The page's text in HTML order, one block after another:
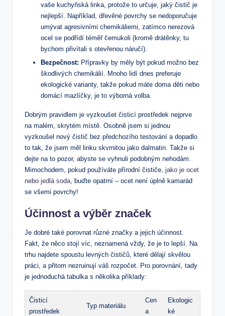
vaše kuchyňská linka, protože to určuje, jaký čistič je
nejlepší. Například, dřevěné povrchy se nedoporučuje
umývat agresivními chemikáliemi, zatímco nerezová
ocel se podřídí téměř čemukoli (kromě drátěnky, tu
bychom přivítali s otevřenou náručí).
Bezpečnost: Přípravky by měly být pokud možno bez
škodlivých chemikálií. Mnoho lidí dnes preferuje
ekologické varianty, takže pokud máte doma děti nebo
domácí mazlíčky, je to výborná volba.
Dobrým pravidlem je vyzkoušet čisticí prostředek nejprve
na malém, skrytém místě. Osobně jsem si jednou
vyzkoušel nový čistič bez předchozího testování a dopadlo
to tak, že jsem měl linku skvrnitou jako dalmatin. Takže si
dejte na to pozor, abyste se vyhnuli podobným nehodám.
Mimochodem, pokud používáte přírodní čističe, jako je ocet
nebo jedlá soda, buďte opatrní – ocet není úplně kamarád
se všemi povrchy!
Účinnost a výběr značek
Je dobré také porovnat různé značky a jejich účinnost.
Fakt, že něco stojí víc, neznamená vždy, že je to lepší. Na
trhu najdete spoustu levných čističů, které dělají skvělou
práci, a přitom nezruinují váš rozpočet. Pro porovnání, tady
je jednoduchá tabulka s několika příklady:
Čisticí
prostředek
Typ materiálu
Cen
a
Ekologic
ké